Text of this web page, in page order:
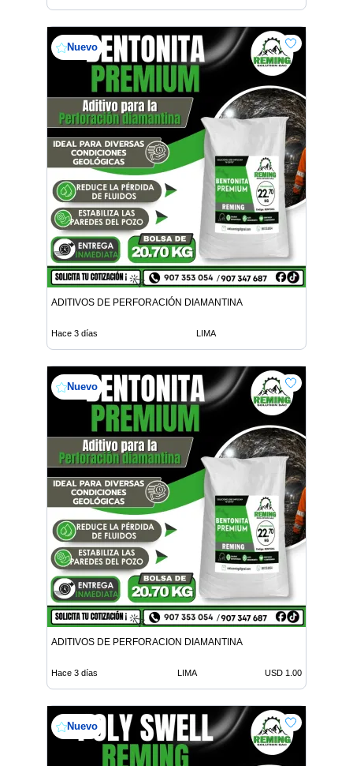
Nuevo
ADITIVOS DE PERFORACIÓN DIAMANTINA
Hace 3 días LIMA
Nuevo
ADITIVOS DE PERFORACION DIAMANTINA
Hace 3 días LIMA USD 1.00
Nuevo